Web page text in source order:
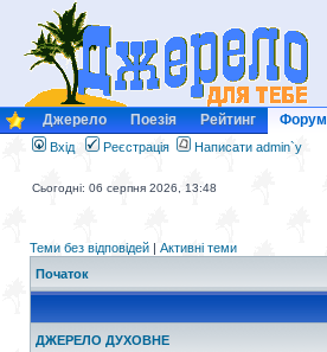
Джерело Поезія Рейтинг Форум
Вхід Реєстрація Написати admin`у
Сьогодні: 06 серпня 2026, 13:48
Теми без відповідей | Активні теми
Початок
ДЖЕРЕЛО ДУХОВНЕ